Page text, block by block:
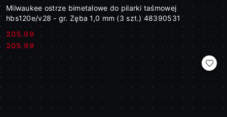
Milwaukee ostrze bimetalowe do pilarki taśmowej
hbs120e/v28 - gr. Zęba 1,0 mm (3 szt.) 48390531
Cena:
205.99
Cena:
205.99